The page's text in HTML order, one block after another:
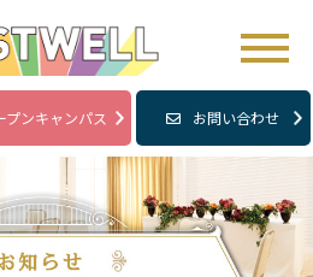
プンキャンパス お問い合わせ